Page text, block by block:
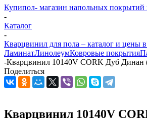
Купипол- магазин напольных покрытий
-
Каталог
-
Кварцвинил для пола – каталог и цены
ЛаминатЛинолеумКовровые покрытия
-Кварцвинил 10140V CORK Дуб Динан
Поделиться
Кварцвинил 10140V